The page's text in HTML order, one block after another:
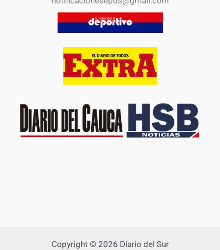
Copyright © 2026 Diario del Sur